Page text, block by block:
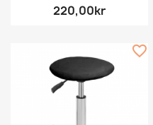
220,00kr
favorite_border